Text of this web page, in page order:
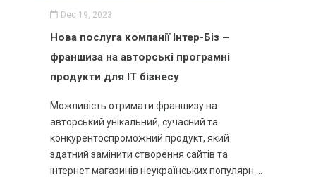
Dec 19, 2023
Нова послуга компанії Інтер-Біз –
франшиза на авторські програмні
продукти для IT бізнесу
Можливість отримати франшизу на
авторський унікальний, сучасний та
конкурентоспроможний продукт, який
здатний замінити створення сайтів та
інтернет магазинів неукраїнських популярн …